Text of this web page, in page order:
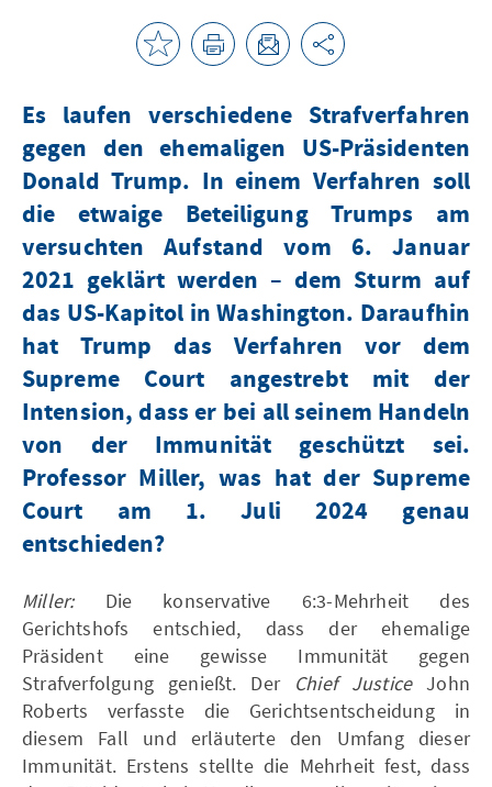
Es laufen verschiedene Strafverfahren
gegen den ehemaligen US-Präsidenten
Donald Trump. In einem Verfahren soll
die etwaige Beteiligung Trumps am
versuchten Aufstand vom 6. Januar
2021 geklärt werden – dem Sturm auf
das US-Kapitol in Washington. Daraufhin
hat Trump das Verfahren vor dem
Supreme Court angestrebt mit der
Intension, dass er bei all seinem Handeln
von der Immunität geschützt sei.
Professor Miller, was hat der Supreme
Court am 1. Juli 2024 genau
entschieden?
Miller: Die konservative 6:3-Mehrheit des
Gerichtshofs entschied, dass der ehemalige
Präsident eine gewisse Immunität gegen
Strafverfolgung genießt. Der Chief JusticeJohn
Roberts verfasste die Gerichtsentscheidung in
diesem Fall und erläuterte den Umfang dieser
Immunität. Erstens stellte die Mehrheit fest, dass